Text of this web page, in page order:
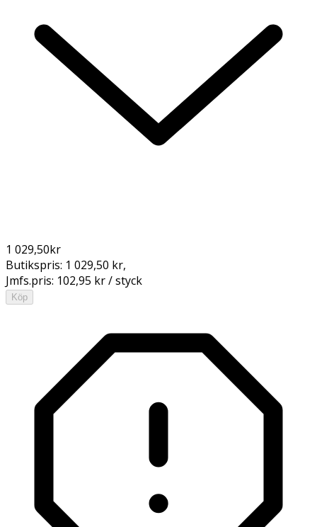
1 029,50kr
Butikspris: 1 029,50 kr,
Jmfs.pris: 102,95 kr / styck
Köp